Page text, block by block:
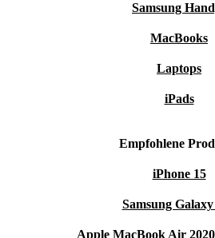
Samsung
MacBooks
Laptops
iPads
Empfohlene
iPhone 15
Samsung Galaxy
Apple MacBook Air